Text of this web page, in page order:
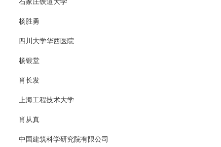
石家庄铁道大学
杨胜勇
四川大学华西医院
杨银堂
肖长发
上海工程技术大学
肖从真
中国建筑科学研究院有限公司